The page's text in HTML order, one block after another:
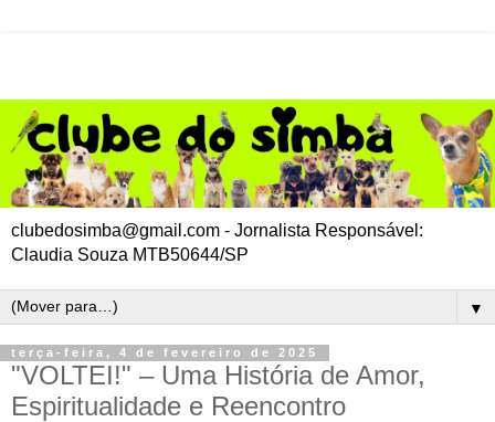
clubedosimba@gmail.com - Jornalista Responsável:
Claudia Souza MTB50644/SP
▼
terça-feira, 4 de fevereiro de 2025
"VOLTEI!" – Uma História de Amor,
Espiritualidade e Reencontro